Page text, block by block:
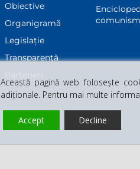
Obiective
Organigramă
Legislație
Transparenţă
Parteneri
Această pagină web folosește
adiționale. Pentru mai multe
Accept Decline